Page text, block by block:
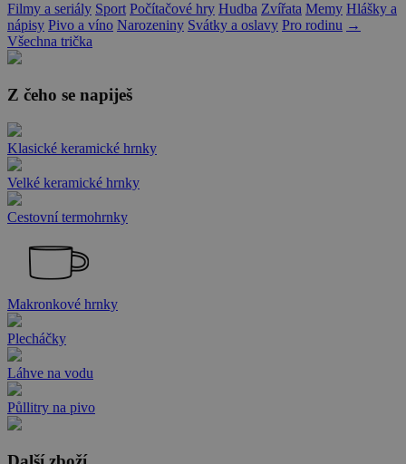
Filmy a seriály Sport Počítačové hry Hudba Zvířata Memy Hlášky a
nápisy Pivo a víno Narozeniny Svátky a oslavy Pro rodinu →
Všechna trička
Z čeho se napiješ
Klasické keramické hrnky
Velké keramické hrnky
Cestovní termohrnky
Makronkové hrnky
Plecháčky
Láhve na vodu
Půllitry na pivo